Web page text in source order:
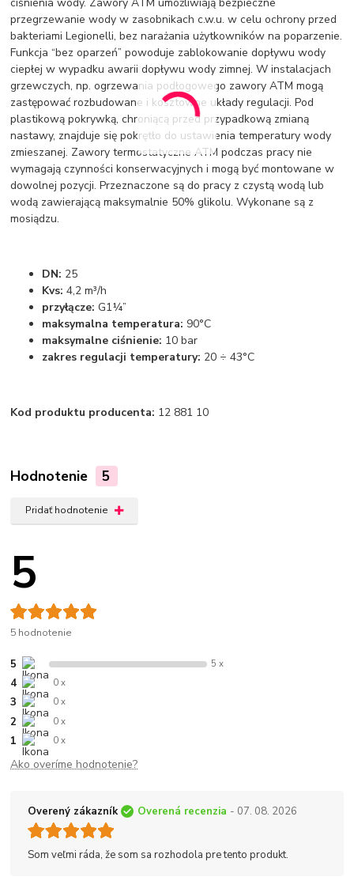
przegrzewanie wody w zasobnikach c.w.u. w celu ochrony przed
bakteriami Legionelli, bez narażania użytkowników na poparzenie.
Funkcja “bez oparzeń” powoduje zablokowanie dopływu wody
ciepłej w wypadku awarii dopływu wody zimnej. W instalacjach
grzewczych, np. ogrzewania podłogowego zawory ATM mogą
zastępować rozbudowane i kosztowne układy regulacji. Pod
plastikową pokrywką, chroniącą przed przypadkową zmianą
nastawy, znajduje się pokrętło do ustawienia temperatury wody
zmieszanej. Zawory termostatyczne ATM podczas pracy nie
wymagają czynności konserwacyjnych i mogą być montowane w
dowolnej pozycji. Przeznaczone są do pracy z czystą wodą lub
wodą zawierającą maksymalnie 50% glikolu. Wykonane są z
mosiądzu.
DN: 25
Kvs:4,2 m³/h
przyłącze: G1¼”
maksymalna temperatura: 90°C
maksymalne ciśnienie: 10 bar
zakres regulacji temperatury: 20 ÷ 43°C
Kod produktu producenta: 12 881 10
Hodnotenie 5
Pridať hodnotenie
5
5 hodnotenie
5 5 x
4 0 x
3 0 x
2 0 x
1 0 x
Ako overíme hodnotenie?
Overený zákazník Overená recenzia - 07. 08. 2026
Som veľmi ráda, že som sa rozhodola pre tento produkt.